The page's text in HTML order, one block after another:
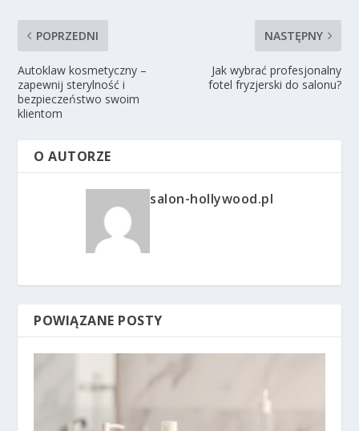
POPRZEDNI
Autoklaw kosmetyczny –
zapewnij sterylność i
bezpieczeństwo swoim
klientom
NASTĘPNY
Jak wybrać profesjonalny
fotel fryzjerski do salonu?
O AUTORZE
salon-hollywood.pl
POWIĄZANE POSTY